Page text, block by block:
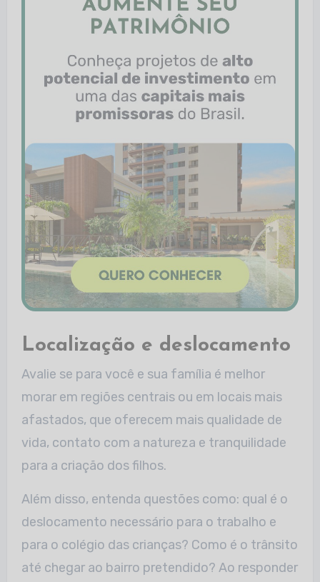
Localização e deslocamento
Avalie se para você e sua família é melhor
morar em regiões centrais ou em locais mais
afastados, que oferecem mais qualidade de
vida, contato com a natureza e tranquilidade
para a criação dos filhos.
Além disso, entenda questões como: qual é o
deslocamento necessário para o trabalho e
para o colégio das crianças? Como é o trânsito
até chegar ao bairro pretendido? Ao responder